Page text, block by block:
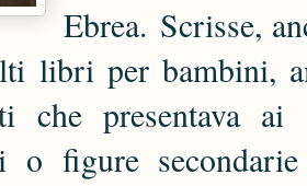
Ebrea. Scrisse,
libri per bambini,
che presentava
o figure